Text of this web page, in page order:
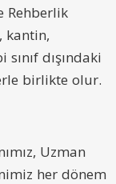
Rehberlik
kantin,
dışındaki
birlikte olur.
Uzman
her dönem